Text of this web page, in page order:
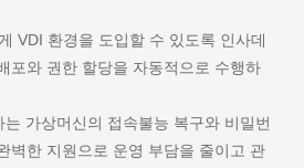
VDI 환경을 도입할 수 있도록 인사데
포와 권한 할당을 자동적으로 수행하
가상머신의 접속불능 복구와 비밀번
벽한 지원으로 운영 부담을 줄이고 관